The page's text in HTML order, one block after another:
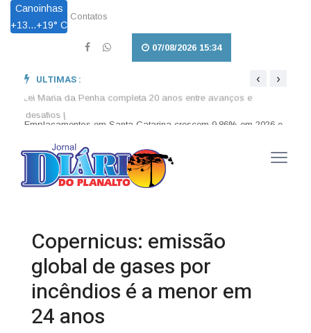
Canoinhas
+13...+19° C
Contatos
07/08/2026 15:34
ULTIMAS :
Lei Maria da Penha completa 20 anos entre avanços e
desafios |
‹ ›
Copernicus: emissão
global de gases por
incêndios é a menor em
24 anos